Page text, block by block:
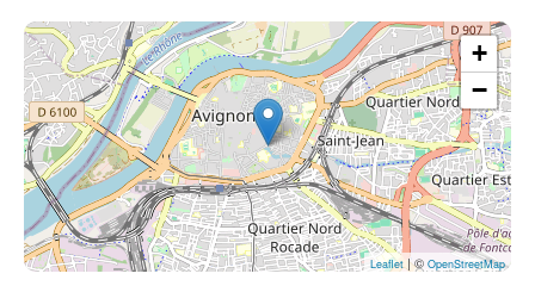
+
−
Leaflet | © OpenStreetMap